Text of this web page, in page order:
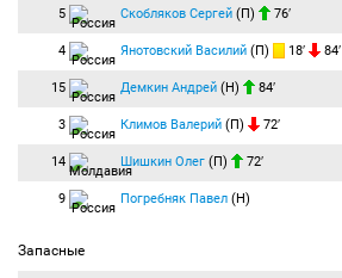
5 Скобляков Сергей (П) 76′
4 Янотовский Василий (П) 18′ 84′
15 Демкин Андрей (Н) 84′
3 Климов Валерий (П) 72′
14 Шишкин Олег (П) 72′
9 Погребняк Павел (Н)
Запасные